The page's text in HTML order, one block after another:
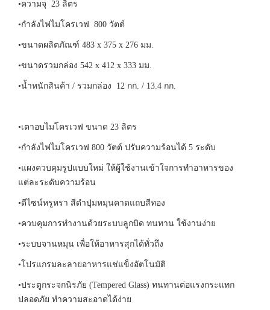
•ความจุ 23 ลิตร
•กำลังไฟไมโครเวฟ 800 วัตต์
•ขนาดผลิตภัณฑ์ 483 x 375 x 276 มม.
•ขนาดรวมกล่อง 542 x 412 x 333 มม.
•น้ำหนักสินค้า / รวมกล่อง 12 กก. / 13.4 กก.
•เตาอบไมโครเวฟ ขนาด 23 ลิตร
•กำลังไฟไมโครเวฟ 800 วัตต์ ปรับความร้อนได้ 5 ระดับ
•แผงควบคุมรูปแบบใหม่ ให้ผู้ใช้งานเข้าใจการทำอาหารของ
แต่ละระดับความร้อน
•ดีไซน์หรูหรา สีดำปุ่มหมุนคาดแถบสีทอง
•ควบคุมการทำงานด้วยระบบลูกบิด ทนทาน ใช้งานง่าย
•ระบบจานหมุน เพื่อให้อาหารสุกได้ทั่วถึง
•โปรแกรมละลายอาหารแช่แข็งอัตโนมัติ
•ประตูกระจกนิรภัย (Tempered Glass) ทนทานต่อแรงกระแทก
ปลอดภัย ทำความสะอาดได้ง่าย